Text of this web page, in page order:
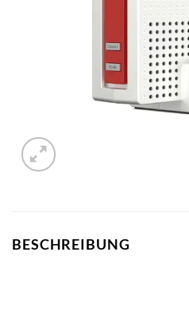
BESCHREIBUNG